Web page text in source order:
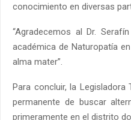
conocimiento en diversas
“Agradecemos al Dr.
académica de Naturopatía
alma mater”.
Para concluir, la
permanente de buscar
primeramente en el distrito